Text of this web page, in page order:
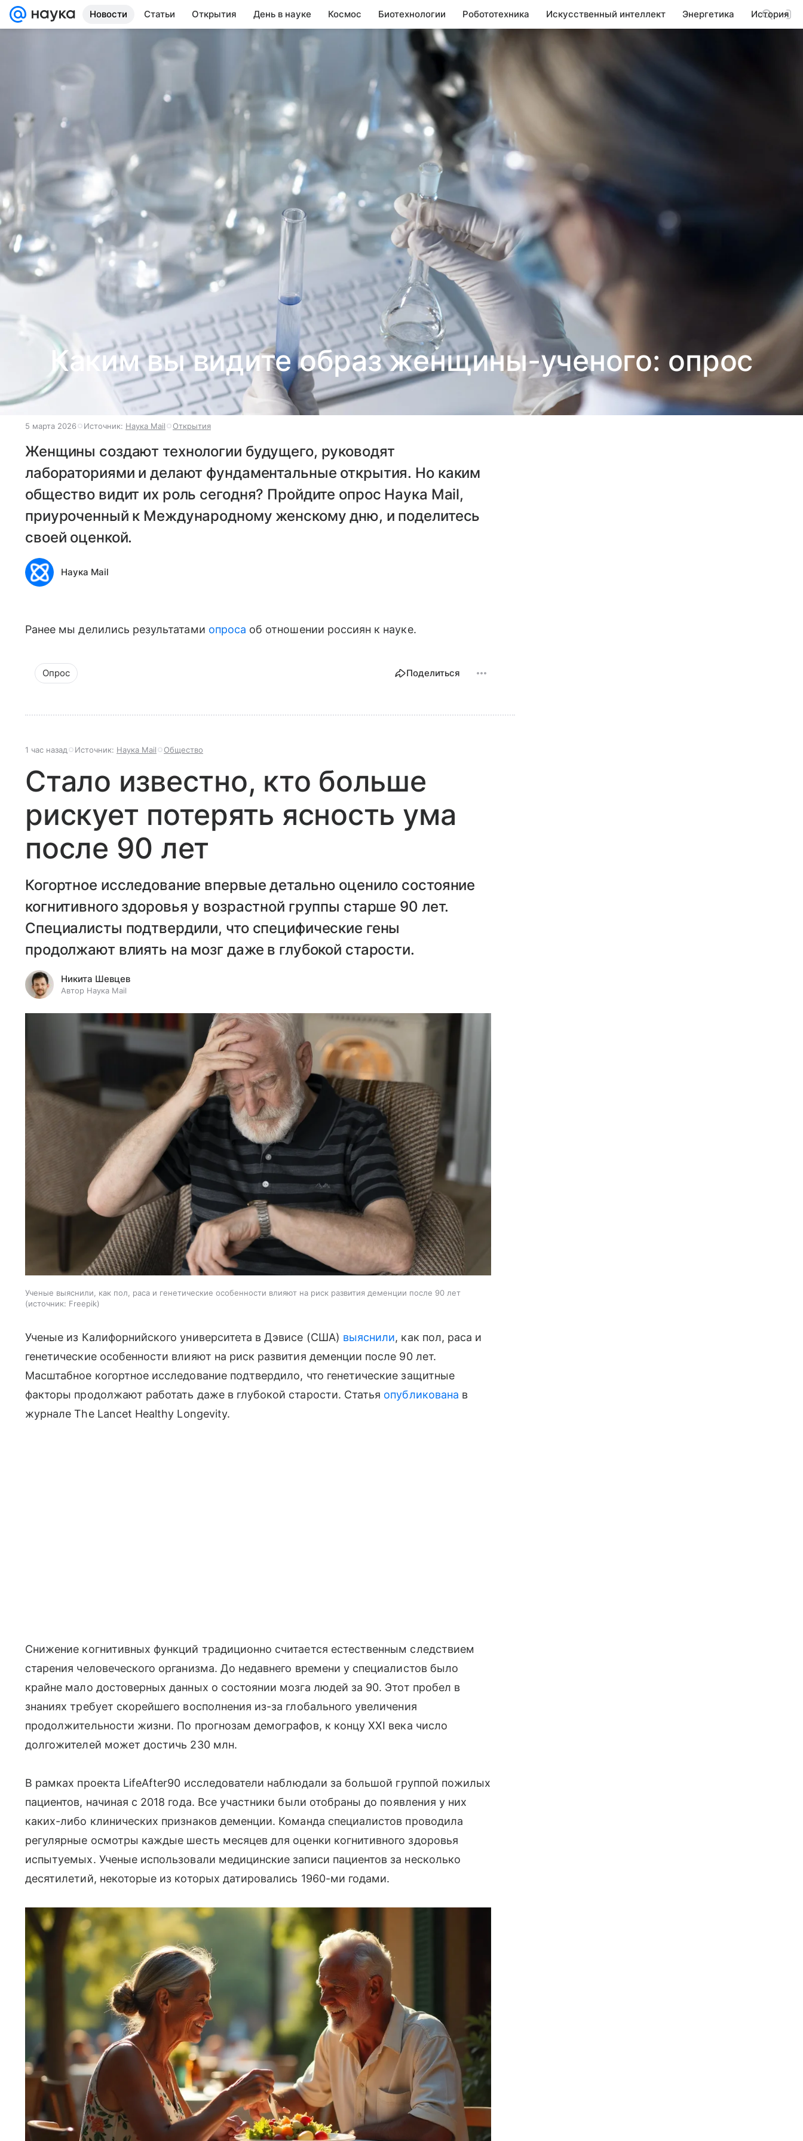
Новости Статьи Открытия День в науке Космос Биотехнологии Робототехника Искусственный интеллект Энергетика История
Каким вы видите образ женщины-ученого: опрос
5 марта 2026 Источник: Наука Mail Открытия
Женщины создают технологии будущего, руководят
лабораториями и делают фундаментальные открытия. Но каким
общество видит их роль сегодня? Пройдите опрос Наука Mail,
приуроченный к Международному женскому дню, и поделитесь
своей оценкой.
Наука Mail
Ранее мы делились результатами опроса об отношении россиян к науке.
Опрос Поделиться
1 час назад Источник: Наука Mail Общество
Стало известно, кто больше
рискует потерять ясность ума
после 90 лет
Когортное исследование впервые детально оценило состояние
когнитивного здоровья у возрастной группы старше 90 лет.
Специалисты подтвердили, что специфические гены
продолжают влиять на мозг даже в глубокой старости.
Никита Шевцев
Автор Наука Mail
Ученые выяснили, как пол, раса и генетические особенности влияют на риск развития деменции после 90 лет
источник: Freepik
Ученые из Калифорнийского университета в Дэвисе (США) выяснили, как пол, раса и
генетические особенности влияют на риск развития деменции после 90 лет.
Масштабное когортное исследование подтвердило, что генетические защитные
факторы продолжают работать даже в глубокой старости. Статья опубликована в
журнале The Lancet Healthy Longevity.
Снижение когнитивных функций традиционно считается естественным следствием
старения человеческого организма. До недавнего времени у специалистов было
крайне мало достоверных данных о состоянии мозга людей за 90. Этот пробел в
знаниях требует скорейшего восполнения из-за глобального увеличения
продолжительности жизни. По прогнозам демографов, к концу XXI века число
долгожителей может достичь 230 млн.
В рамках проекта LifeAfter90 исследователи наблюдали за большой группой пожилых
пациентов, начиная с 2018 года. Все участники были отобраны до появления у них
каких-либо клинических признаков деменции. Команда специалистов проводила
регулярные осмотры каждые шесть месяцев для оценки когнитивного здоровья
испытуемых. Ученые использовали медицинские записи пациентов за несколько
десятилетий, некоторые из которых датировались 1960-ми годами.